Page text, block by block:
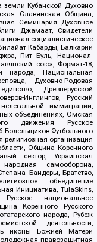
земли Кубанской Духовно
Славянская Община,
Семинария Духовное
Джамаат, Свидетели
социалистическое
Кабарды, Балкарии
Пит Буль, Национал-
союз, Формат-18,
Национальная
Духовно-Родовая
Древнерусской
Инглингов, Русский
иммиграции,
объединениях, Омская
движения Русское
Болельщиков Футбольного
организация
Община Коренного
сектор, Украинская
самооборона,
Бандеры, Братство,
объединение
Инициатива, TulaSkins,
Русское национальное
Коренного Русского
народа, Рубеж
деятельности,
иконы Божией Матери
правозащитная